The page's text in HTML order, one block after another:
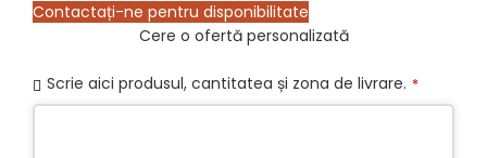
Contactați-ne pentru disponibilitate
Cere o ofertă personalizată
Scrie aici produsul, cantitatea și zona de livrare. *